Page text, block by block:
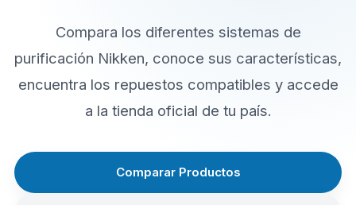
Compara los diferentes sistemas de
purificación Nikken, conoce sus características,
encuentra los repuestos compatibles y accede
a la tienda oficial de tu país.
Comparar Productos